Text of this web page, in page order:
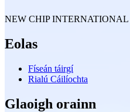
NEW CHIP INTERNATIONAL
Eolas
Físeán táirgí
Rialú Cáilíochta
Glaoigh orainn